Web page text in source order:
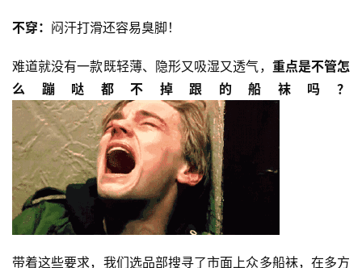
不穿： 闷汗打滑还容易臭脚！
难道就没有一款既轻薄、隐形又吸湿又透气， 重点是不管怎
么蹦哒都不掉跟的船袜吗？
带着这些要求，我们选品部搜寻了市面上众多船袜，在多方